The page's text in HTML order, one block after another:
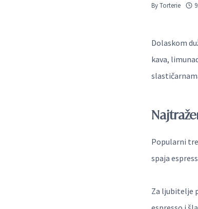
ByTorterie
Dolaskom
kava,
Popularni
spaja
Za ljubitelje